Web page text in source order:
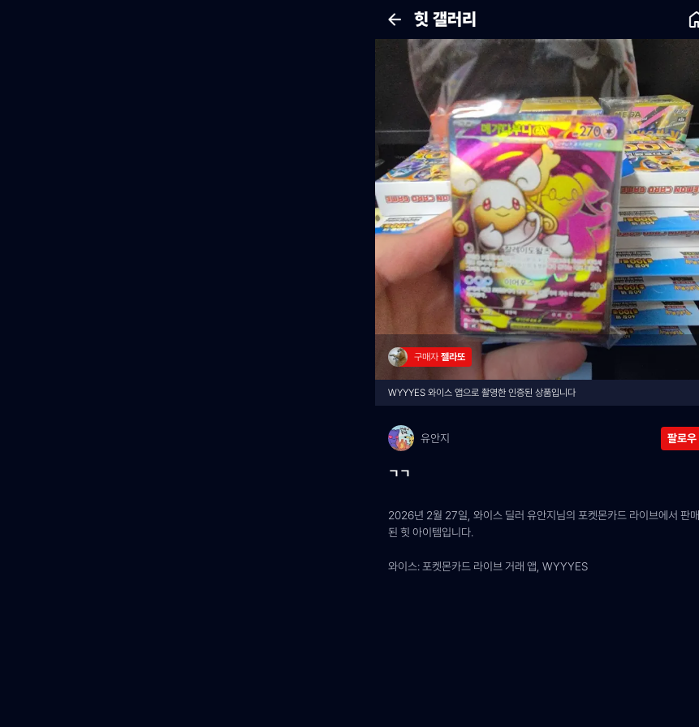
힛 갤러리
구매자 젤라또
WYYYES 와이스 앱으로 촬영한 인증된 상품입니다
유안지 팔로우
ㄱㄱ
2026년 2월 27일, 와이스 딜러 유안지님의 포켓몬카드 라이브에서 판매
된 힛 아이템입니다.
와이스: 포켓몬카드 라이브 거래 앱, WYYYES